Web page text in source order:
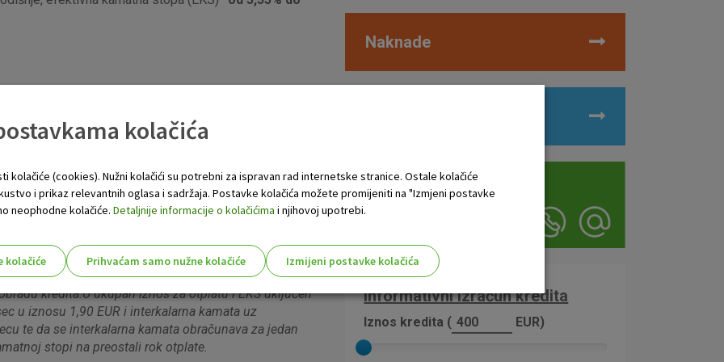
iznos kredita od 5.000 EUR, rok otplate od 4 godine uz
kredita.U ukupan iznos za otplatu i EKS uključen
u iznosu 1,90 EUR i interkalarna kamata uz
te da se interkalarna kamata obračunava za jedan
stopi na preostali rok otplate.
Naknade
Informativni izračun kredita
Iznos kredita ( EUR)
kolačića
kolačiće (cookies). Nužni kolačići su potrebni za ispravan rad internetske stranice. Ostale kolačiće
i prikaz relevantnih oglasa i sadržaja. Postavke kolačića možete promijeniti na "Izmjeni postavke
neophodne kolačiće. Detaljnije informacije o kolačićima i njihovoj upotrebi.
kolačiće Prihvaćam samo nužne kolačiće
Izmijeni postavke kolačića